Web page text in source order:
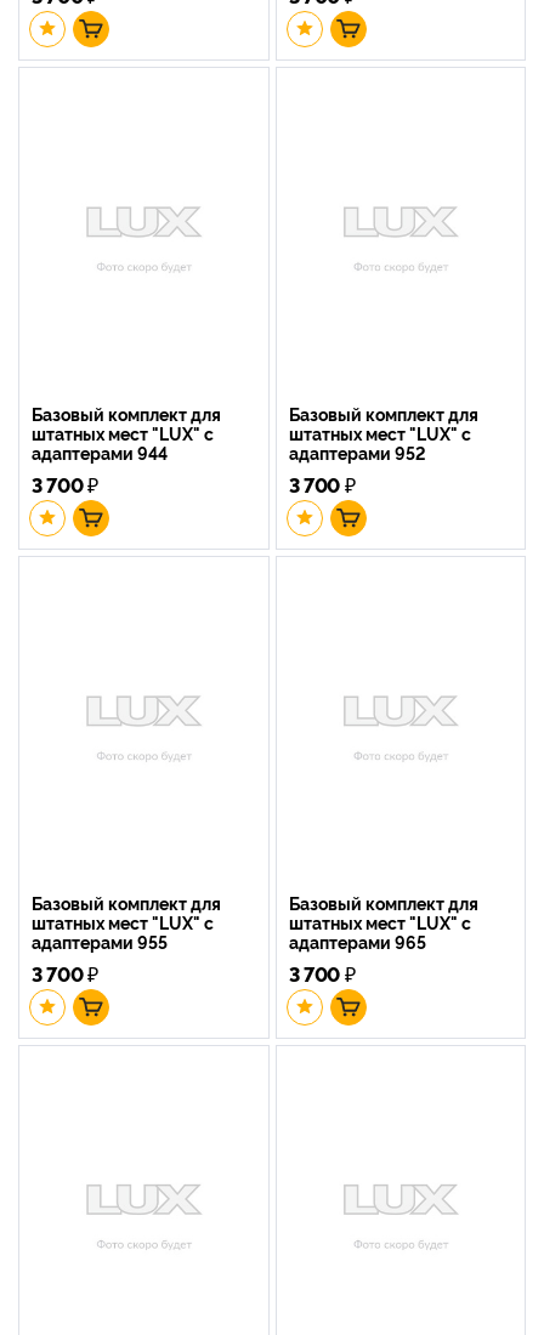
Базовый комплект для
штатных мест "LUX" с
адаптерами 944
3 700₽
Базовый комплект для
штатных мест "LUX" с
адаптерами 952
3 700₽
Базовый комплект для
штатных мест "LUX" с
адаптерами 955
3 700₽
Базовый комплект для
штатных мест "LUX" с
адаптерами 965
3 700₽